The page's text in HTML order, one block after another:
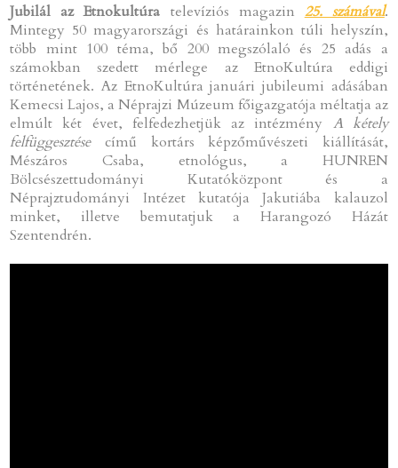
Jubilál az Etnokultúra televíziós magazin 25. számával.
Mintegy 50 magyarországi és határainkon túli helyszín,
több mint 100 téma, bő 200 megszólaló és 25 adás a
számokban szedett mérlege az EtnoKultúra eddigi
történetének. Az EtnoKultúra januári jubileumi adásában
Kemecsi Lajos, a Néprajzi Múzeum főigazgatója méltatja az
elmúlt két évet, felfedezhetjük az intézmény A kétely
felfüggesztésecímű kortárs képzőművészeti kiállítását,
Mészáros Csaba, etnológus, a HUNREN
Bölcsészettudományi Kutatóközpont és a
Néprajztudományi Intézet kutatója Jakutiába kalauzol
minket, illetve bemutatjuk a Harangozó Házát
Szentendrén.